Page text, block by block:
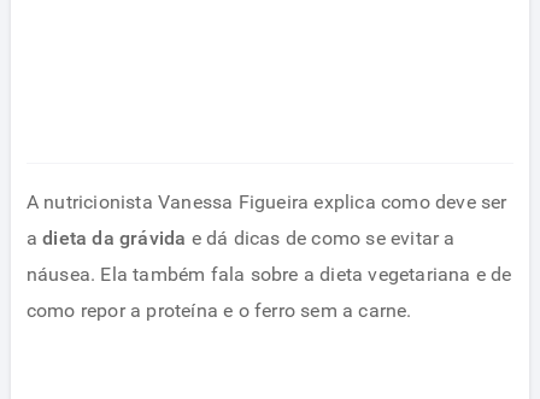
A nutricionista Vanessa Figueira explica como deve ser
adieta da grávida e dá dicas de como se evitar a
náusea. Ela também fala sobre a dieta vegetariana e de
como repor a proteína e o ferro sem a carne.